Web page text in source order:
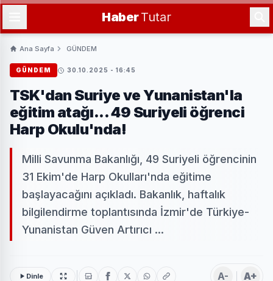
HaberTutar
Ana Sayfa GÜNDEM
GÜNDEM 30.10.2025 - 16:45
TSK'dan Suriye ve Yunanistan'la
eğitim atağı... 49 Suriyeli öğrenci
Harp Okulu'nda!
Milli Savunma Bakanlığı, 49 Suriyeli öğrencinin
31 Ekim'de Harp Okulları'nda eğitime
başlayacağını açıkladı. Bakanlık, haftalık
bilgilendirme toplantısında İzmir'de Türkiye-
Yunanistan Güven Artırıcı ...
Dinle A- A+